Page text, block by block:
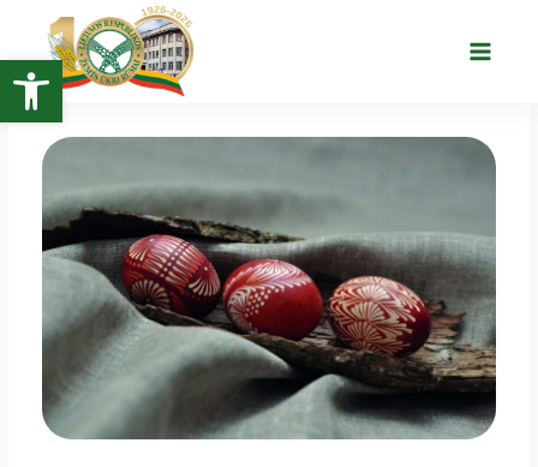
Open toolbar
turinio
Main